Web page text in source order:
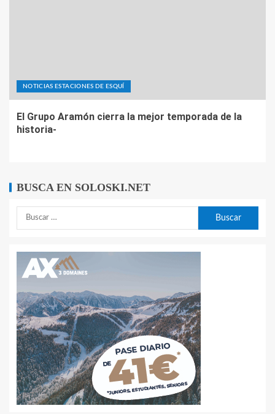
NOTICIAS ESTACIONES DE ESQUÍ
El Grupo Aramón cierra la mejor temporada de la
historia-
BUSCA EN SOLOSKI.NET